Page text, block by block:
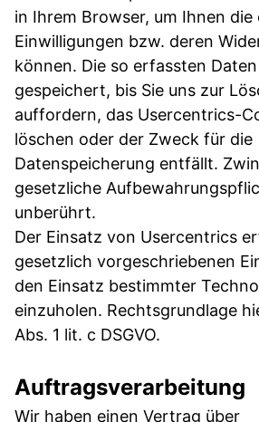
in Ihrem Browser, um Ihnen
Einwilligungen bzw. deren
können. Die so erfassten
gespeichert, bis Sie uns zur
auffordern, das Usercentrics-
löschen oder der Zweck für die
Datenspeicherung entfällt.
gesetzliche
unberührt.
Der Einsatz von Usercentrics
gesetzlich vorgeschriebenen
den Einsatz bestimmter
einzuholen. Rechtsgrundlage
Abs. 1 lit. c DSGVO.
Auftragsverarbeitung
Wir haben einen Vertrag über